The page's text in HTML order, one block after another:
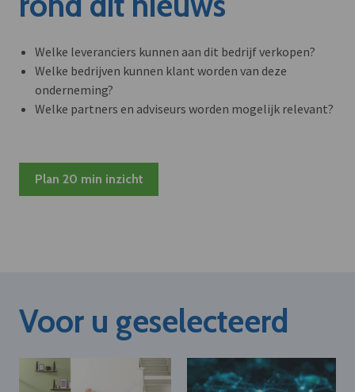
Welke leveranciers kunnen aan dit bedrijf verkopen?
Welke bedrijven kunnen klant worden van deze
onderneming?
Welke partners en adviseurs worden mogelijk relevant?
Plan 20 min inzicht
Voor u geselecteerd